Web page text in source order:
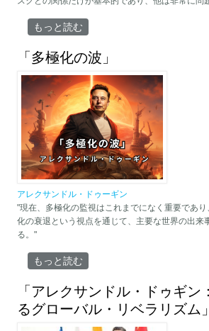
「南コーカサスの地政学について」 に
もっと読む
「多極化の波」
アレクサンドル・ドゥーギン
"現在、多極化の監視はこれまでになく重要であ
化の衰退という視点を通じて、主要な世界の出来
る。"
「多極化の波」 について
もっと読む
「アレクサンドル・ドゥギン
るグローバル・リベラリズム」